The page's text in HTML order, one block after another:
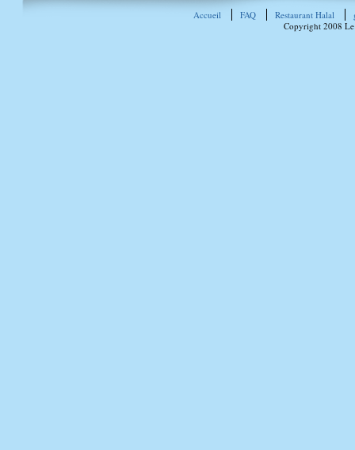
Accueil FAQ Restaurant Halal
Copyright 2008